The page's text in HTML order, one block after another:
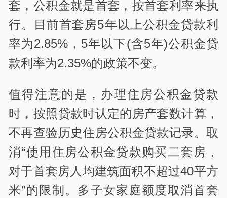
套，公积金就是首套，按首套利率来执
行。目前首套房5年以上公积金贷款利
率为2.85%，5年以下(含5年)公积金贷
款利率为2.35%的政策不变。
值得注意的是，办理住房公积金贷款
时，按照贷款时认定的房产套数计算，
不再查验历史住房公积金贷款记录。取
消“使用住房公积金贷款购买二套房，
对于首套房人均建筑面积不超过40平方
米”的限制。多子女家庭额度取消首套